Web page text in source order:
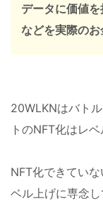
データに価値
などを実際のお
20WLKNはバト
トのNFT化はレ
NFT化できてい
ベル上げに専念し